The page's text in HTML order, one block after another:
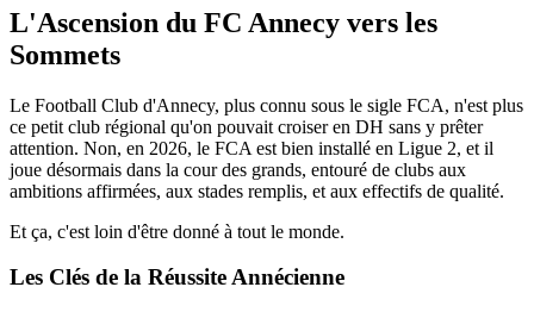
L'Ascension du FC Annecy vers les
Sommets
Le Football Club d'Annecy, plus connu sous le sigle FCA, n'est plus
ce petit club régional qu'on pouvait croiser en DH sans y prêter
attention. Non, en 2026, le FCA est bien installé en Ligue 2, et il
joue désormais dans la cour des grands, entouré de clubs aux
ambitions affirmées, aux stades remplis, et aux effectifs de qualité.
Et ça, c'est loin d'être donné à tout le monde.
Les Clés de la Réussite Annécienne